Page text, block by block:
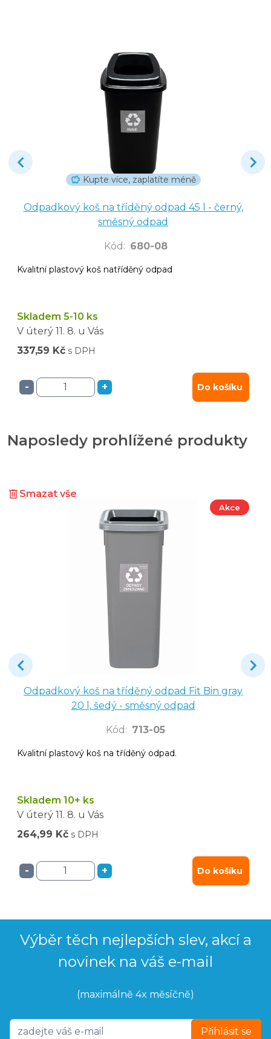
Kupte více, zaplatíte méně
Odpadkový koš na tříděný odpad 45 l - černý,
směsný odpad
Kód : 680-08
Kvalitní plastový koš natříděný odpad
Skladem 5-10 ks
V úterý 11. 8. u Vás
337,59 Kč s DPH
- + Do košíku
Naposledy prohlížené produkty
Smazat vše
Akce
Odpadkový koš na tříděný odpad Fit Bin gray
20 l, šedý - směsný odpad
Kód : 713-05
Kvalitní plastový koš na tříděný odpad.
Skladem 10+ ks
V úterý 11. 8. u Vás
264,99 Kč s DPH
- + Do košíku
Výběr těch nejlepších slev, akcí a
novinek na váš e-mail
(maximálně 4x měsíčně)
Přihlásit se